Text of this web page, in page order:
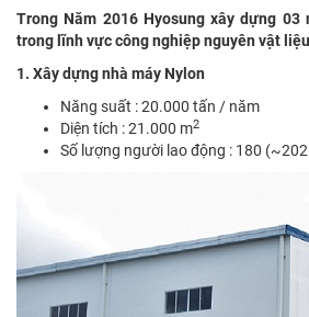
Trong Năm 2016 Hyosung xây dựng
trong lĩnh vực công nghiệp nguyên vật
1. Xây dựng nhà máy Nylon
Năng suất : 20.000 tấn / năm
Diện tích : 21.000 m2
Số lượng người lao động : 180